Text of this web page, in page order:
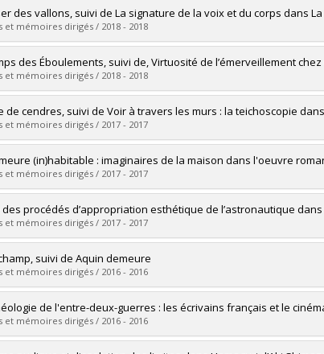
:Santerre, Ariane
Doctorat
obtenu :Ph. D.
le document dans Papyrus
des vallons, suivi de La signature de la voix et du corps dans
et mémoires dirigés / 2018 - 2018
: Bélice, Bélinda
Maîtrise
obtenu :M.A.
le document dans Papyrus
des Éboulements, suivi de, Virtuosité de l’émerveillement
et mémoires dirigés / 2018 - 2018
:Dumais, Sévrine
Maîtrise
obtenu :M.A.
le document dans Papyrus
de cendres, suivi de Voir à travers les murs : la teichoscopie
et mémoires dirigés / 2017 - 2017
:Bolduc, Miriam
Maîtrise
obtenu :M.A.
le document dans Papyrus
(in)habitable : imaginaires de la maison dans l'oeuvre
et mémoires dirigés / 2017 - 2017
:Castonguay, Karine
Maîtrise
obtenu :M.A.
le document dans Papyrus
des procédés d’appropriation esthétique de l’astronautique
et mémoires dirigés / 2017 - 2017
: Roy, Alexandre
Maîtrise
obtenu :M.A.
le document dans Papyrus
suivi de Aquin demeure
et mémoires dirigés / 2016 - 2016
: Charland, Thara
Maîtrise
obtenu :M.A.
le document dans Papyrus
de l'entre-deux-guerres : les écrivains français et le
et mémoires dirigés / 2016 - 2016